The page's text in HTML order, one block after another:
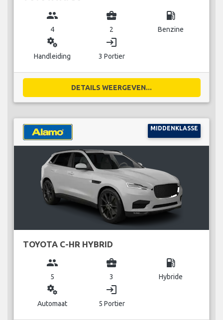
group
4
business_center
2
local_gas_station
Benzine
miscellaneous_services
Handleiding
login
3 Portier
DETAILS WEERGEVEN...
MIDDENKLASSE
TOYOTA C-HR HYBRID
group
5
business_center
3
local_gas_station
Hybride
miscellaneous_services
Automaat
login
5 Portier